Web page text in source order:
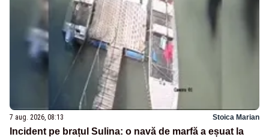
7 aug. 2026, 08:13 Stoica Marian
Incident pe brațul Sulina: o navă de marfă a eșuat la